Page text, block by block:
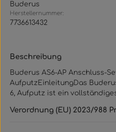
Buderus
Herstellernummer:
7736613432
Beschreibung
Buderus AS6-AP Anschluss-
AufputzEinleitungDas
6, Aufputz ist ein
Verordnung (EU) 2023/988